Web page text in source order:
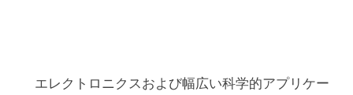
エレクトロニクスおよび幅広い科学的アプリケー